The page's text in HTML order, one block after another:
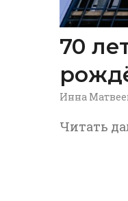
70
Инна
Читать